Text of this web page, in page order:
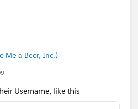
Me a Beer, Inc.)
Username, like this